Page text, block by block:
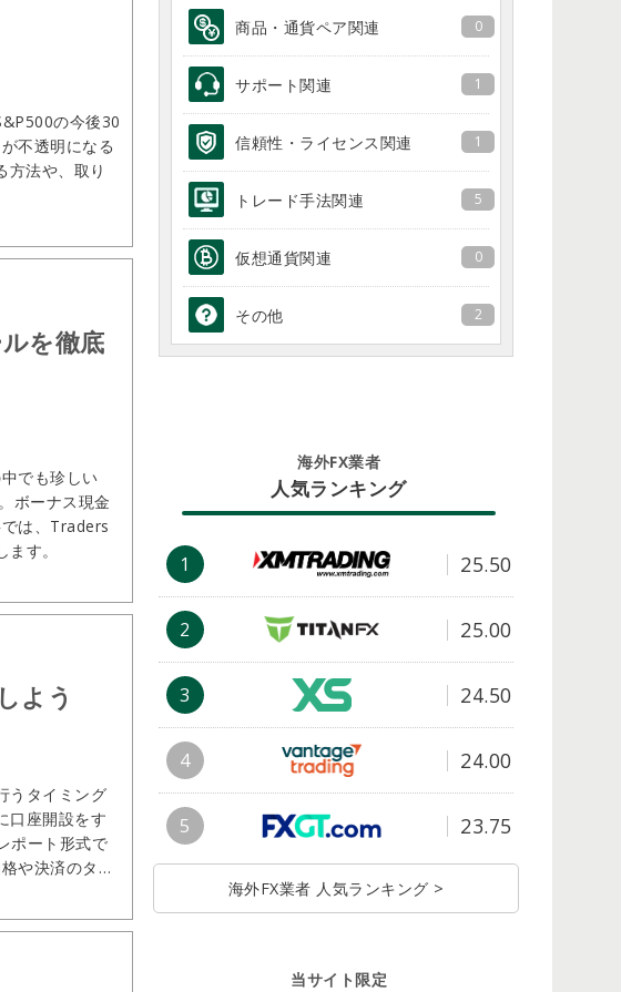
の今後30
不透明になる
方法や、取り
を徹底
でも珍しい
ボーナス現金
は、Traders
す。
よう
うタイミング
口座開設をす
ポート形式で
や決済のタイ
商品・通貨ペア関連 0
サポート関連 1
信頼性・ライセンス関連 1
トレード手法関連 5
仮想通貨関連 0
その他 2
海外FX業者
人気ランキング
1 25.50
2 25.00
3 24.50
4 24.00
5 23.75
海外FX業者 人気ランキング >
当サイト限定